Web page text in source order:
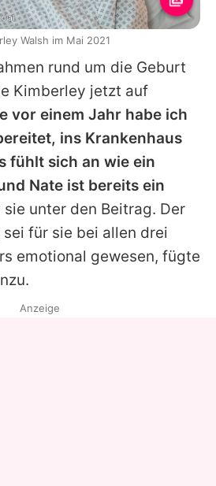
rund um die Geburt
Kimberley jetzt auf
vor einem Jahr habe ich
ins Krankenhaus
fühlt sich an wie ein
Nate ist bereits ein
sie unter den Beitrag. Der
für sie bei allen drei
emotional gewesen, fügte
Walsh im Mai 2021
Anzeige